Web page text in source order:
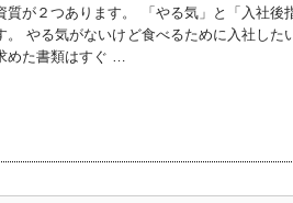
質が２つあります。 「やる気」と「入社後
。 やる気がないけど食べるために入社した
めた書類はすぐ …